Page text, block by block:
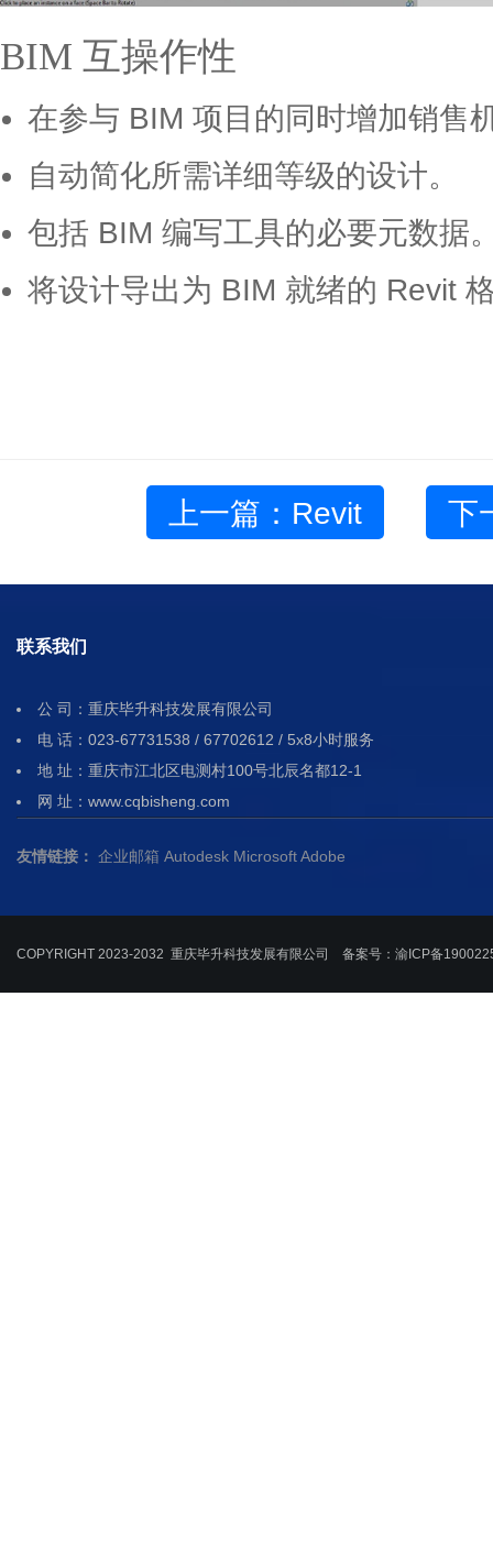
BIM 互操作性
在参与 BIM 项目的同时增加销售
自动简化所需详细等级的设计。
包括 BIM 编写工具的必要元数据
将设计导出为 BIM 就绪的 Revit
上一篇：Revit 下
联系我们
公 司：重庆毕升科技发展有限公司
电 话：023-67731538 / 67702612 / 5x8小时服务
地 址：重庆市江北区电测村100号北辰名都12-1
网 址：www.cqbisheng.com
友情链接： 企业邮箱 Autodesk MicrosoftAdobe
COPYRIGHT 2023-2032 重庆毕升科技发展有限公司 备案号： 渝ICP备